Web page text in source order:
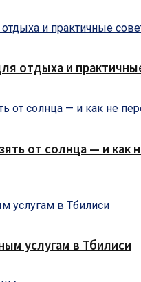
отдыха и
от солнца — и
услугам в Тбилиси